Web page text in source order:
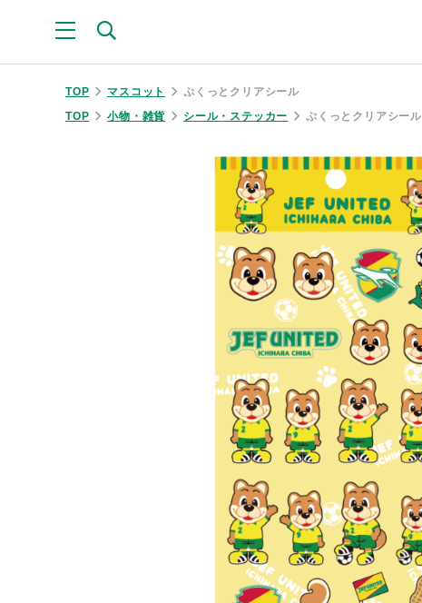
TOP マスコット
ぷくっとクリアシール
TOP
小物・雑貨 シール・ステッカー ぷくっとクリアシール